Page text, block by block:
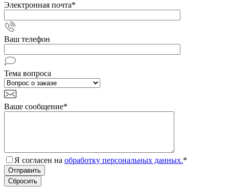
Электронная почта*
Ваш телефон
Тема вопроса
Ваше сообщение*
Я согласен на обработку персональных данных.*